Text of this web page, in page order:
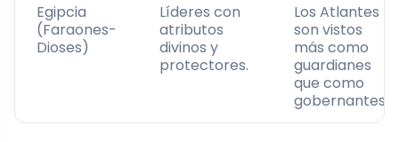
Egipcia
(Faraones-
Dioses)
Líderes con
atributos
divinos y
protectores.
Los Atlantes
son vistos
más como
guardianes
que como
gobernantes.